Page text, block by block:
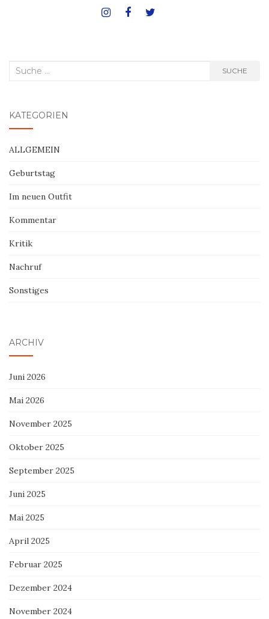
Suche
SUCHE
KATEGORIEN
ALLGEMEIN
Geburtstag
Im neuen Outfit
Kommentar
Kritik
Nachruf
Sonstiges
ARCHIV
Juni 2026
Mai 2026
November 2025
Oktober 2025
September 2025
Juni 2025
Mai 2025
April 2025
Februar 2025
Dezember 2024
November 2024